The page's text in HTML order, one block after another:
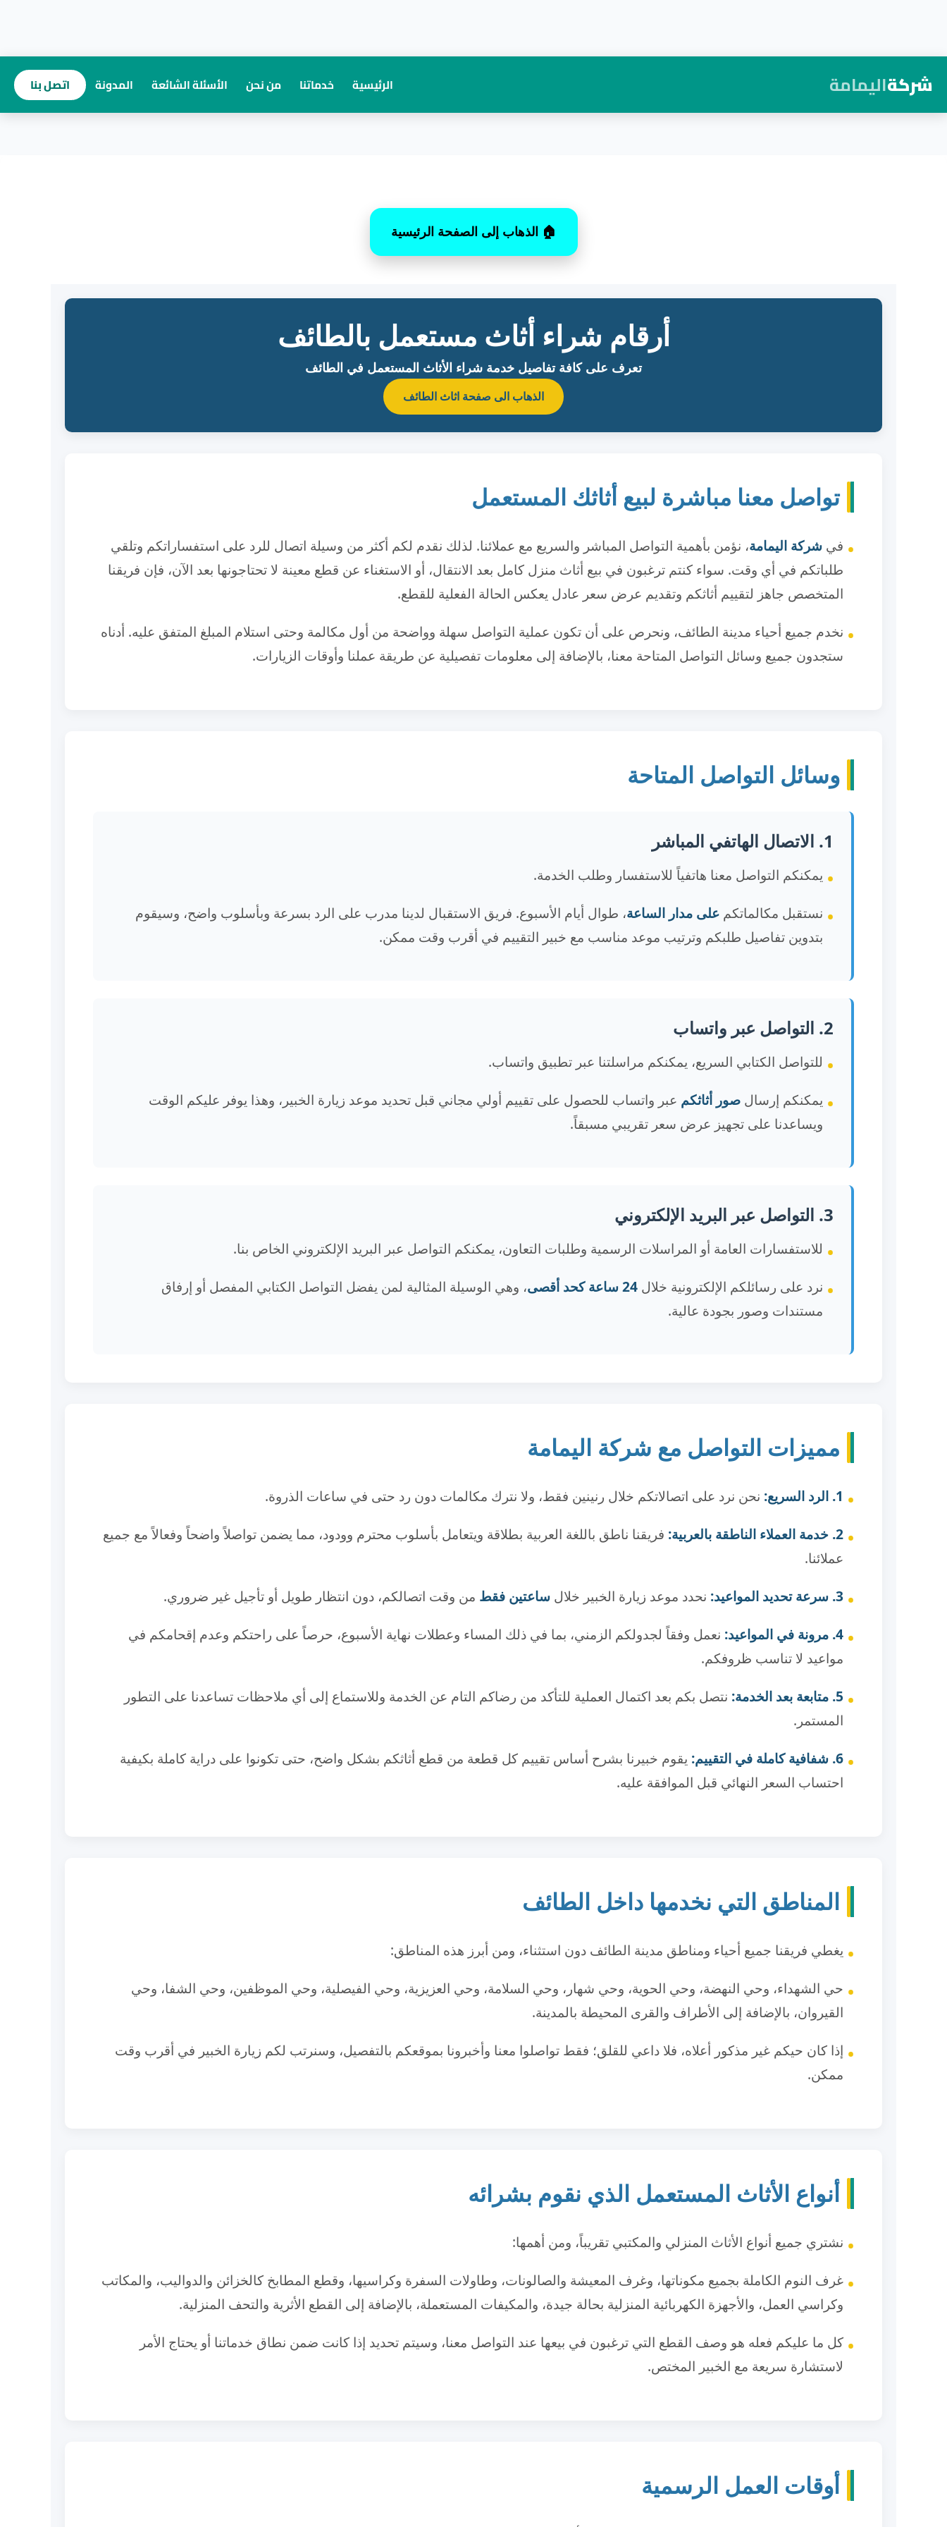
شركةاليمامة الرئيسية خدماتنا من نحن الأسئلة الشائعة المدونة اتصل بنا
🏠 الذهاب إلى الصفحة الرئيسية
أرقام شراء أثاث مستعمل بالطائف
تعرف على كافة تفاصيل خدمة شراء الأثاث المستعمل في الطائف
الذهاب الى صفحة اثاث الطائف
تواصل معنا مباشرة لبيع أثاثك المستعمل
في شركة اليمامة، نؤمن بأهمية التواصل المباشر والسريع مع عملائنا. لذلك نقدم لكم أكثر من وسيلة اتصال للرد على استفساراتكم وتلقي
طلباتكم في أي وقت. سواء كنتم ترغبون في بيع أثاث منزل كامل بعد الانتقال، أو الاستغناء عن قطع معينة لا تحتاجونها بعد الآن، فإن فريقنا
المتخصص جاهز لتقييم أثاثكم وتقديم عرض سعر عادل يعكس الحالة الفعلية للقطع.
نخدم جميع أحياء مدينة الطائف، ونحرص على أن تكون عملية التواصل سهلة وواضحة من أول مكالمة وحتى استلام المبلغ المتفق عليه. أدناه
ستجدون جميع وسائل التواصل المتاحة معنا، بالإضافة إلى معلومات تفصيلية عن طريقة عملنا وأوقات الزيارات.
وسائل التواصل المتاحة
1. الاتصال الهاتفي المباشر
يمكنكم التواصل معنا هاتفياً للاستفسار وطلب الخدمة.
نستقبل مكالماتكم على مدار الساعة، طوال أيام الأسبوع. فريق الاستقبال لدينا مدرب على الرد بسرعة وبأسلوب واضح، وسيقوم
بتدوين تفاصيل طلبكم وترتيب موعد مناسب مع خبير التقييم في أقرب وقت ممكن.
2. التواصل عبر واتساب
للتواصل الكتابي السريع، يمكنكم مراسلتنا عبر تطبيق واتساب.
يمكنكم إرسال صور أثاثكم عبر واتساب للحصول على تقييم أولي مجاني قبل تحديد موعد زيارة الخبير، وهذا يوفر عليكم الوقت
ويساعدنا على تجهيز عرض سعر تقريبي مسبقاً.
3. التواصل عبر البريد الإلكتروني
للاستفسارات العامة أو المراسلات الرسمية وطلبات التعاون، يمكنكم التواصل عبر البريد الإلكتروني الخاص بنا.
نرد على رسائلكم الإلكترونية خلال 24 ساعة كحد أقصى
، وهي الوسيلة المثالية لمن يفضل التواصل الكتابي المفصل أو إرفاق
مستندات وصور بجودة عالية.
مميزات التواصل مع شركة اليمامة
1. الرد السريع:
نحن نرد على اتصالاتكم خلال رنينين فقط، ولا نترك مكالمات دون رد حتى في ساعات الذروة.
2. خدمة العملاء الناطقة بالعربية:
فريقنا ناطق باللغة العربية بطلاقة ويتعامل بأسلوب محترم وودود، مما يضمن تواصلاً واضحاً وفعالاً مع جميع
عملائنا.
3. سرعة تحديد المواعيد:
نحدد موعد زيارة الخبير خلال ساعتين فقط من وقت اتصالكم، دون انتظار طويل أو تأجيل غير ضروري.
4. مرونة في المواعيد:
نعمل وفقاً لجدولكم الزمني، بما في ذلك المساء وعطلات نهاية الأسبوع، حرصاً على راحتكم وعدم إقحامكم في
مواعيد لا تناسب ظروفكم.
5. متابعة بعد الخدمة:
نتصل بكم بعد اكتمال العملية للتأكد من رضاكم التام عن الخدمة وللاستماع إلى أي ملاحظات تساعدنا على التطور
المستمر.
6. شفافية كاملة في التقييم:
يقوم خبيرنا بشرح أساس تقييم كل قطعة من قطع أثاثكم بشكل واضح، حتى تكونوا على دراية كاملة بكيفية
احتساب السعر النهائي قبل الموافقة عليه.
المناطق التي نخدمها داخل الطائف
يغطي فريقنا جميع أحياء ومناطق مدينة الطائف دون استثناء، ومن أبرز هذه المناطق:
حي الشهداء، وحي النهضة، وحي الحوية، وحي شهار، وحي السلامة، وحي العزيزية، وحي الفيصلية، وحي الموظفين، وحي الشفا، وحي
القيروان، بالإضافة إلى الأطراف والقرى المحيطة بالمدينة.
إذا كان حيكم غير مذكور أعلاه، فلا داعي للقلق؛ فقط تواصلوا معنا وأخبرونا بموقعكم بالتفصيل، وسنرتب لكم زيارة الخبير في أقرب وقت
ممكن.
أنواع الأثاث المستعمل الذي نقوم بشرائه
نشتري جميع أنواع الأثاث المنزلي والمكتبي تقريباً، ومن أهمها:
غرف النوم الكاملة بجميع مكوناتها، وغرف المعيشة والصالونات، وطاولات السفرة وكراسيها، وقطع المطابخ كالخزائن والدواليب، والمكاتب
وكراسي العمل، والأجهزة الكهربائية المنزلية بحالة جيدة، والمكيفات المستعملة، بالإضافة إلى القطع الأثرية والتحف المنزلية.
كل ما عليكم فعله هو وصف القطع التي ترغبون في بيعها عند التواصل معنا، وسيتم تحديد إذا كانت ضمن نطاق خدماتنا أو يحتاج الأمر
لاستشارة سريعة مع الخبير المختص.
أوقات العمل الرسمية